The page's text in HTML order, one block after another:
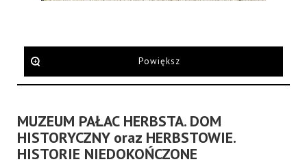
Powiększ
MUZEUM PAŁAC HERBSTA. DOM
HISTORYCZNY oraz HERBSTOWIE.
HISTORIE NIEDOKOŃCZONE